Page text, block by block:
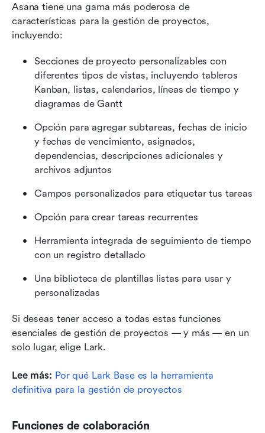
Asana tiene una gama más poderosa de
características para la gestión de proyectos,
incluyendo:
Secciones de proyecto personalizables con
diferentes tipos de vistas, incluyendo tableros
Kanban, listas, calendarios, líneas de tiempo y
diagramas de Gantt
Opción para agregar subtareas, fechas de inicio
y fechas de vencimiento, asignados,
dependencias, descripciones adicionales y
archivos adjuntos
Campos personalizados para etiquetar tus tareas
Opción para crear tareas recurrentes
Herramienta integrada de seguimiento de tiempo
con un registro detallado
Una biblioteca de plantillas listas para usar y
personalizadas
Si deseas tener acceso a todas estas funciones
esenciales de gestión de proyectos — y más — en un
solo lugar, elige Lark.
Lee más: Por qué Lark Base es la herramienta
definitiva para la gestión de proyectos
Funciones de colaboración